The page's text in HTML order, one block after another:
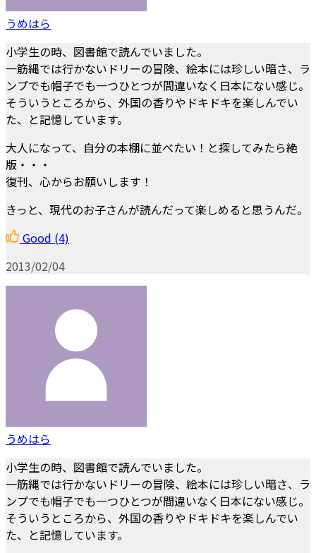
うめはら
小学生の時、図書館で読んでいました。
一筋縄では行かないドリーの冒険、絵本には珍しい暗さ、ラ
ンプでも帽子でも一つひとつが間違いなく日本にない感じ。
そういうところから、外国の香りやドキドキを楽しんでい
た、と記憶しています。
大人になって、自分の本棚に並べたい！と探してみたら絶
版・・・
復刊、心からお願いします！
きっと、現代のお子さんが読んだって楽しめると思うんだ。
Good (4)
2013/02/04
うめはら
小学生の時、図書館で読んでいました。
一筋縄では行かないドリーの冒険、絵本には珍しい暗さ、ラ
ンプでも帽子でも一つひとつが間違いなく日本にない感じ。
そういうところから、外国の香りやドキドキを楽しんでい
た、と記憶しています。